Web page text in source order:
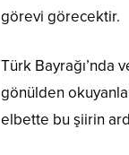
görevi görecektir.
Türk Bayrağı’nda
gönülden
elbette bu şiirin